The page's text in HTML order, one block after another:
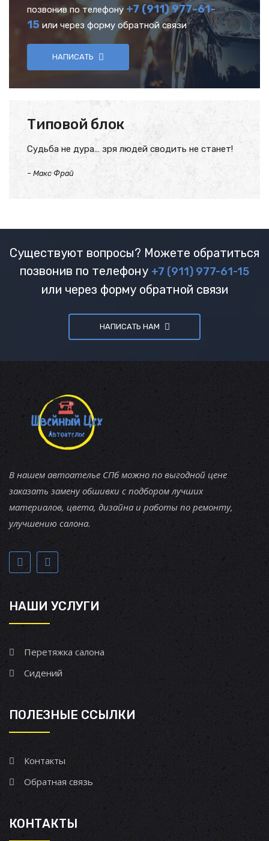
позвонив по телефону +7 (911) 977-61-
15 или через форму обратной связи
НАПИСАТЬ
Типовой блок
Судьба не дура… зря людей сводить не станет!
– Макс Фрай
Существуют вопросы? Можете обратиться
позвонив по телефону +7 (911) 977-61-15
или через форму обратной связи
НАПИСАТЬ НАМ
В нашем автоателье СПб можно по выгодной цене
заказать замену обшивки с подбором лучших
материалов, цвета, дизайна и работы по ремонту,
улучшению салона.
НАШИ УСЛУГИ
Перетяжка салона
Сидений
ПОЛЕЗНЫЕ ССЫЛКИ
Контакты
Обратная связь
КОНТАКТЫ